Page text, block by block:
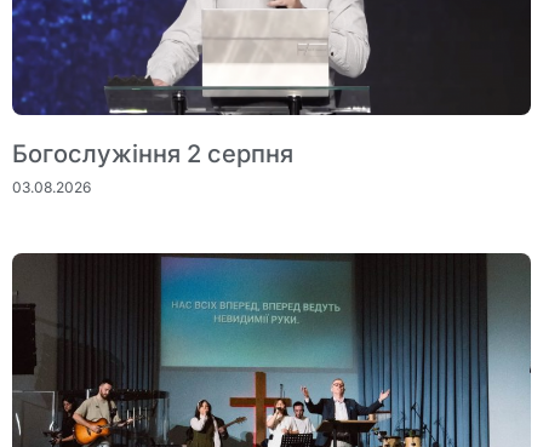
Богослужіння 2 серпня
03.08.2026